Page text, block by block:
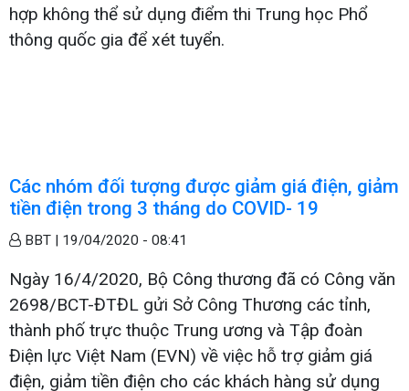
hợp không thể sử dụng điểm thi Trung học Phổ
thông quốc gia để xét tuyển.
Các nhóm đối tượng được giảm giá điện, giảm
tiền điện trong 3 tháng do COVID- 19
BBT | 19/04/2020 - 08:41
Ngày 16/4/2020, Bộ Công thương đã có Công văn
2698/BCT-ĐTĐL gửi Sở Công Thương các tỉnh,
thành phố trực thuộc Trung ương và Tập đoàn
Điện lực Việt Nam (EVN) về việc hỗ trợ giảm giá
điện, giảm tiền điện cho các khách hàng sử dụng